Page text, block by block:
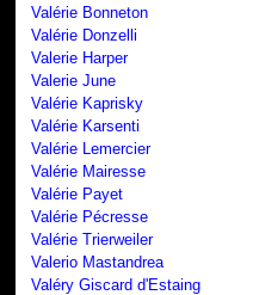
Valérie Bonneton
Valérie Donzelli
Valerie Harper
Valerie June
Valérie Kaprisky
Valérie Karsenti
Valérie Lemercier
Valérie Mairesse
Valérie Payet
Valérie Pécresse
Valérie Trierweiler
Valerio Mastandrea
Valéry Giscard d'Estaing